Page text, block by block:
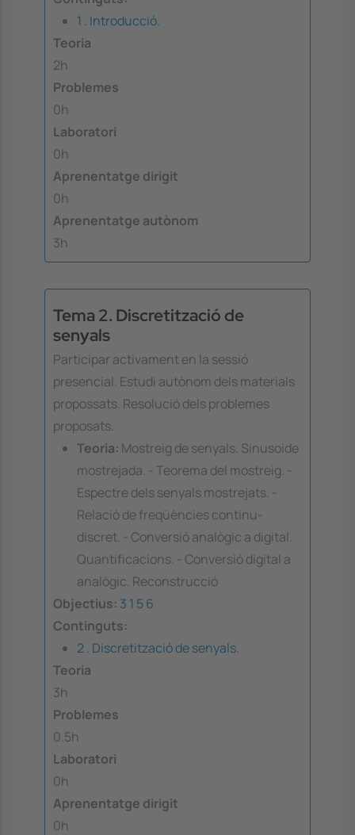
1 . Introducció.
Teoria
2h
Problemes
0h
Laboratori
0h
Aprenentatge dirigit
0h
Aprenentatge autònom
3h
Tema 2. Discretització de
senyals
Participar activament en la sessió
presencial. Estudi autònom dels materials
propossats. Resolució dels problemes
proposats.
Teoria: Mostreig de senyals. Sinusoide
mostrejada. - Teorema del mostreig. -
Espectre dels senyals mostrejats. -
Relació de freqüències continu-
discret. - Conversió analògic a digital.
Quantificacions. - Conversió digital a
analògic. Reconstrucció
Objectius: 3 1 56
Continguts:
2 . Discretització de senyals.
Teoria
3h
Problemes
0.5h
Laboratori
0h
Aprenentatge dirigit
0h